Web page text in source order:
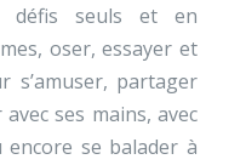
défis seuls et en
oser, essayer et
s’amuser, partager
ses mains, avec
se balader à